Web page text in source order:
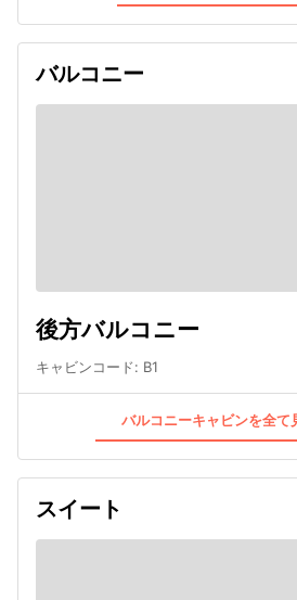
バルコニー
後方バルコニー
キャビンコード: B1
バルコニーキャビンを全て
スイート